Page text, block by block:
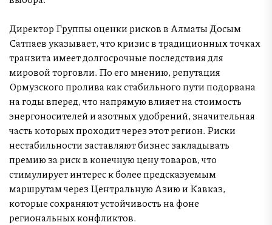
Директор Группы оценки рисков в Алматы Досым
Сатпаев указывает, что кризис в традиционных точках
транзита имеет долгосрочные последствия для
мировой торговли. По его мнению, репутация
Ормузского пролива как стабильного пути подорвана
на годы вперед, что напрямую влияет на стоимость
энергоносителей и азотных удобрений, значительная
часть которых проходит через этот регион. Риски
нестабильности заставляют бизнес закладывать
премию за риск в конечную цену товаров, что
стимулирует интерес к более предсказуемым
маршрутам через Центральную Азию и Кавказ,
которые сохраняют устойчивость на фоне
региональных конфликтов.